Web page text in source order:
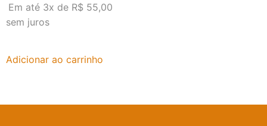
Em até 3x de R$ 55,00
sem juros
Adicionar ao carrinho